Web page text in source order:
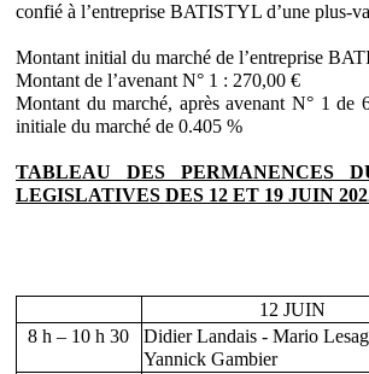
confié à l’entreprise BATISTYL d’une plus-
Montant initial du marché de l’entreprise
Montant de l’avenant N° 1 : 270,00 €
Montant du marché, après avenant N° 1
initiale du marché de 0.405 %
TABLEAU DES PERMANENCES
LEGISLATIVES DES 12 ET 19 JUIN
12 JUIN
8 h – 10 h 30
Didier Landais - Mario
Yannick Gambier